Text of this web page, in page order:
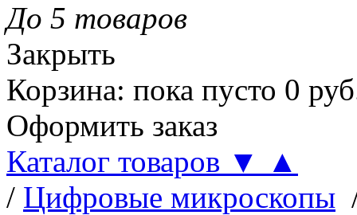
До 5 товаров
Закрыть
Корзина: пока пусто 0
Оформить заказ
Каталог товаров ▼
▲
/ Цифровые микроскопы